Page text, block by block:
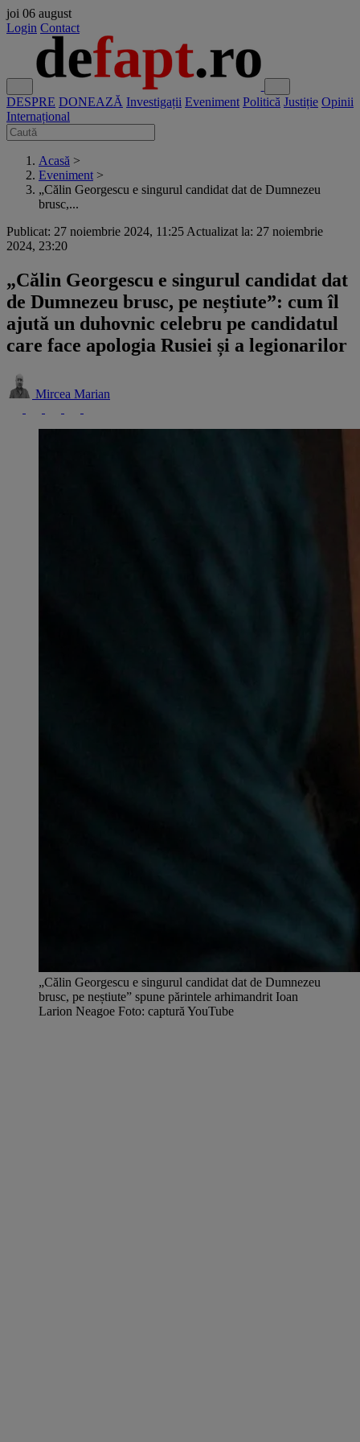
joi 06 august
Login Contact
DESPRE DONEAZĂ Investigații Eveniment Politică Justiție Opinii
Internațional
Acasă >
Eveniment >
„Călin Georgescu e singurul candidat dat de Dumnezeu
brusc,...
Publicat: 27 noiembrie 2024, 11:25 Actualizat la: 27 noiembrie
2024, 23:20
„Călin Georgescu e singurul candidat dat
de Dumnezeu brusc, pe neștiute”: cum îl
ajută un duhovnic celebru pe candidatul
care face apologia Rusiei și a legionarilor
Mircea Marian
„Călin Georgescu e singurul candidat dat de Dumnezeu
brusc, pe neștiute” spune părintele arhimandrit Ioan
Larion Neagoe Foto: captură YouTube